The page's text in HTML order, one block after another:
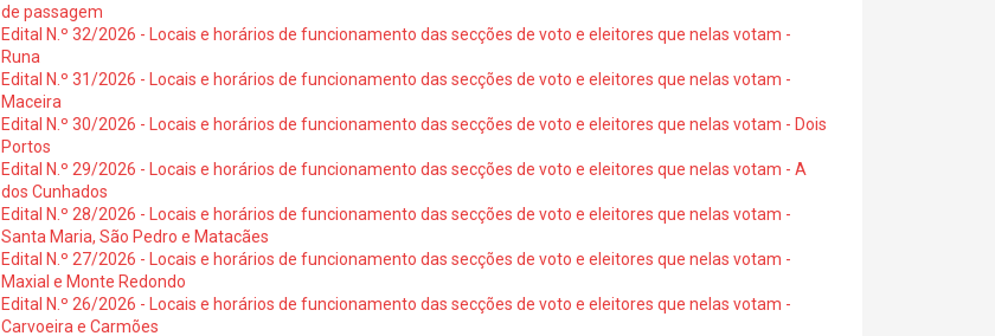
de passagem
Edital N.º 32/2026 - Locais e horários de funcionamento das secções de voto e eleitores que nelas votam -
Runa
Edital N.º 31/2026 - Locais e horários de funcionamento das secções de voto e eleitores que nelas votam -
Maceira
Edital N.º 30/2026 - Locais e horários de funcionamento das secções de voto e eleitores que nelas votam - Dois
Portos
Edital N.º 29/2026 - Locais e horários de funcionamento das secções de voto e eleitores que nelas votam - A
dos Cunhados
Edital N.º 28/2026 - Locais e horários de funcionamento das secções de voto e eleitores que nelas votam -
Santa Maria, São Pedro e Matacães
Edital N.º 27/2026 - Locais e horários de funcionamento das secções de voto e eleitores que nelas votam -
Maxial e Monte Redondo
Edital N.º 26/2026 - Locais e horários de funcionamento das secções de voto e eleitores que nelas votam -
Carvoeira e Carmões